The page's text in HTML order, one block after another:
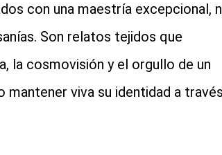
con una maestría excepcional,
Son relatos tejidos que
la cosmovisión y el orgullo de un
mantener viva su identidad a